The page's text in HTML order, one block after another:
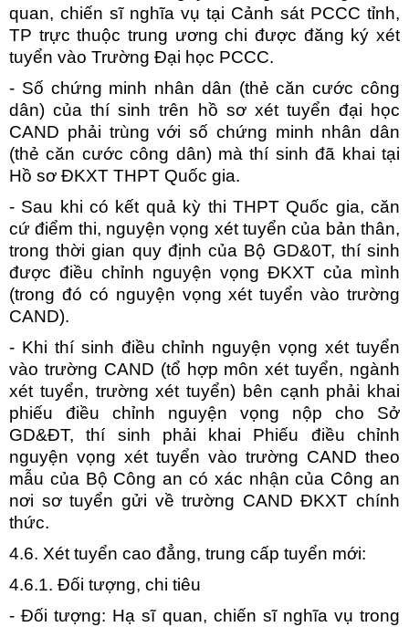
quan, chiến sĩ nghĩa vụ tại Cảnh sát PCCC tỉnh,
TP trực thuộc trung ương chi được đăng ký xét
tuyển vào Trường Đại học PCCC.
- Số chứng minh nhân dân (thẻ căn cước công
dân) của thí sinh trên hồ sơ xét tuyển đại học
CAND phải trùng với số chứng minh nhân dân
(thẻ căn cước công dân) mà thí sinh đã khai tại
Hồ sơ ĐKXT THPT Quốc gia.
- Sau khi có kết quả kỳ thi THPT Quốc gia, căn
cứ điểm thi, nguyện vọng xét tuyển của bản thân,
trong thời gian quy định của Bộ GD&0T, thí sinh
được điều chỉnh nguyện vọng ĐKXT của mình
(trong đó có nguyện vọng xét tuyển vào trường
CAND).
- Khi thí sinh điều chỉnh nguyện vọng xét tuyển
vào trường CAND (tổ hợp môn xét tuyển, ngành
xét tuyển, trường xét tuyển) bên cạnh phải khai
phiếu điều chỉnh nguyện vọng nộp cho Sở
GD&ĐT, thí sinh phải khai Phiếu điều chỉnh
nguyện vọng xét tuyển vào trường CAND theo
mẫu của Bộ Công an có xác nhận của Công an
nơi sơ tuyển gửi về trường CAND ĐKXT chính
thức.
4.6. Xét tuyển cao đẳng, trung cấp tuyển mới:
4.6.1. Đối tượng, chi tiêu
- Đối tượng: Hạ sĩ quan, chiến sĩ nghĩa vụ trong